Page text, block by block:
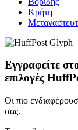
Κρήτη
Εγγραφείτε
επιλογές
Οι πιο
σας.